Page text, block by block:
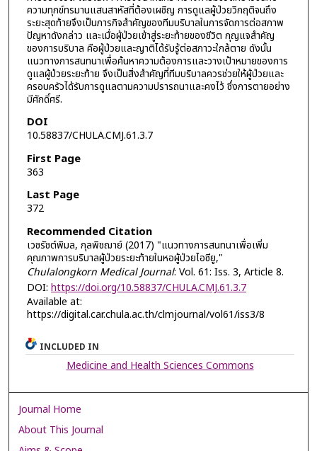
ความทุกข์ทรมานแสนสาหัสที่ต้องเผชิญ การดูแลผู้ป่วยวิกฤติจนถึง
ระยะสุดท้ายจึงเป็นภารกิจสำคัญของทีมบริบาลในการจัดการต่อสภาพ
ปัญหาดังกล่าว และเมื่อผู้ป่วยเข้าสู่ระยะท้ายของชีวิต กุญแจสำคัญ
ของการบริบาล คือผู้ป่วยและญาติได้รับรู้ต่อสภาวะใกล้ตาย ดังนั้น
แนวทางการสนทนาเพื่อค้นหาความต้องการและวางเป้าหมายของการ
ดูแลผู้ป่วยระยะท้าย จึงเป็นสิ่งสำคัญที่ทีมบริบาลควรช่วยให้ผู้ป่วยและ
ครอบครัวได้รับการดูแลตามความปรารถนาและคงไว้ ซึ่งการตายอย่าง
มีศักดิ์ศรี.
DOI
10.58837/CHULA.CMJ.61.3.7
First Page
363
Last Page
372
Recommended Citation
เวชรัชต์พิมล, กุลพิชฌาย์ (2017) "แนวทางการสนทนาเพื่อเพิ่ม
คุณภาพการบริบาลผู้ป่วยระยะท้ายในหอผู้ป่วยไอซียู,"
Chulalongkorn Medical Journal: Vol. 61: Iss. 3, Article 8.
DOI: https://doi.org/10.58837/CHULA.CMJ.61.3.7
Available at:
https://digital.car.chula.ac.th/clmjournal/vol61/iss3/8
INCLUDED IN
Medicine and Health Sciences Commons
Journal Home
About This Journal